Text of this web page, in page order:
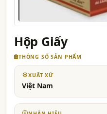
Hộp Giấy
THÔNG SỐ SẢN PHẨM
XUẤT XỨ
Việt Nam